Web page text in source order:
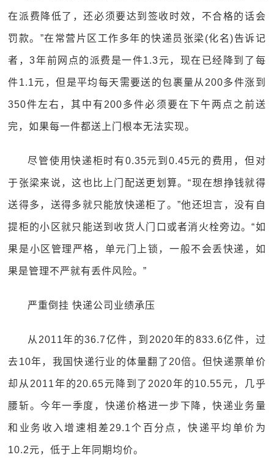
在派费降低了，还必须要达到签收时效，不合格的话会
罚款。”在常营片区工作多年的快递员张梁(化名)告诉记
者，3年前网点的派费是一件1.3元，现在已经降到了每
件1.1元，但是平均每天需要送的包裹量从200多件涨到
350件左右，其中有200多件必须要在下午两点之前送
完，如果每一件都送上门根本无法实现。
尽管使用快递柜时有0.35元到0.45元的费用，但对
于张梁来说，这也比上门配送更划算。“现在想挣钱就得
送得多，送得多就只能放快递柜了。”他还坦言，没有自
提柜的小区就只能送到收货人门口或者消火栓旁边。“如
果是小区管理严格，单元门上锁，一般不会丢快递，如
果是管理不严就有丢件风险。”
严重倒挂 快递公司业绩承压
从2011年的36.7亿件，到2020年的833.6亿件，过
去10年，我国快递行业的体量翻了20倍。但快递票单价
却从2011年的20.65元降到了2020年的10.55元，几乎
腰斩。今年一季度，快递价格进一步下降，快递业务量
和业务收入增速相差29.1个百分点，快递平均单价为
10.2元，低于上年同期均价。